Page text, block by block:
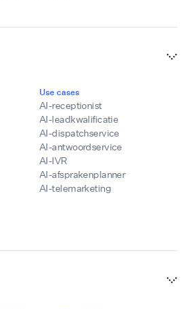
Use cases
AI-receptionist
AI-leadkwalificatie
AI-dispatchservice
AI-antwoordservice
AI-IVR
AI-afsprakenplanner
AI-telemarketing